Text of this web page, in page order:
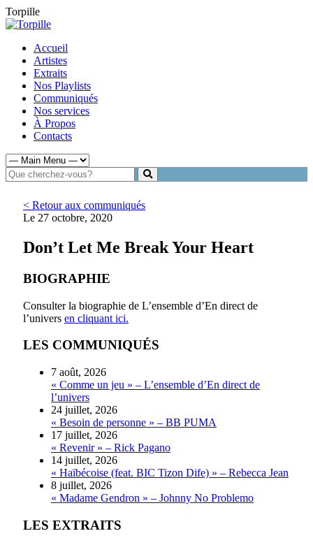
Torpille
Accueil
Artistes
Extraits
Nos Playlists
Communiqués
Nos services
À Propos
Contacts
< Retour aux communiqués
Le 27 octobre, 2020
Don’t Let Me Break Your Heart
BIOGRAPHIE
Consulter la biographie de L’ensemble d’En direct de
l’univers en cliquant ici.
LES COMMUNIQUÉS
7 août, 2026
« Comme un jeu » – L’ensemble d’En direct de
l’univers
24 juillet, 2026
« Besoin de personne » – BB PUMA
17 juillet, 2026
« Revenir » – Rick Pagano
14 juillet, 2026
« Haïbécoise (feat. BIC Tizon Dife) » – Rebecca Jean
8 juillet, 2026
« Madame Gendron » – Johnny No Problemo
LES EXTRAITS